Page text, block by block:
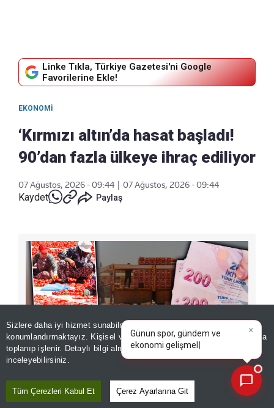
Sizlere daha iyi hizmet sunabilmek adına sitemizde
konumlandırmaktayız. Kişisel verileriniz, KVKK ve GDPR kapsamında
toplanıp işlenir. Detaylı bilgi almak içinAydınlatma Metnimizi
inceleyebilirsiniz.
Tüm Çerezleri Kabul Et Çerez Ayarlarına Git
Linke Tıkla, Türkiye Gazetesi'ni Google
Favorilerine Ekle!
EKONOMI
‘Kırmızı altın’da hasat başladı!
90’dan fazla ülkeye ihraç ediliyor
07 Ağustos, 2026 - 09:44 07 Ağustos, 2026 - 09:44
Kaydet Paylaş
İhracatın 'kırmızı altın'ı olarak anılan kuru
domateste tarım işçilerinin yoğun mesaisi
×
Günün spor, gündem ve
ekonomi gelişmelerini analiz
edin!